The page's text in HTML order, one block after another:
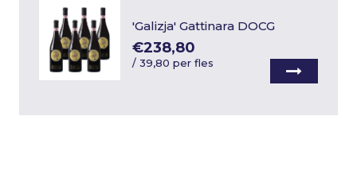
'Galizja' Gattinara DOCG
€238,80
/39,80 per fles